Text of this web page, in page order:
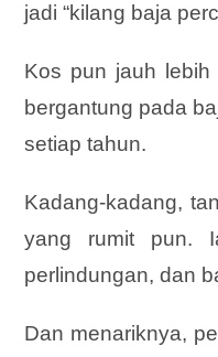
jadi “kilang baja
Kos pun jauh lebih
bergantung pada
setiap tahun.
Kadang-kadang,
yang rumit pun.
perlindungan, dan
Dan menariknya,